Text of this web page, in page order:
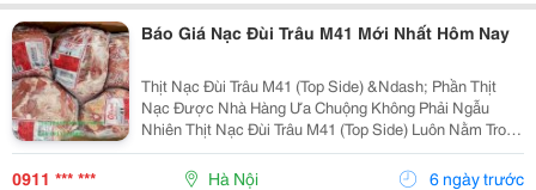
Báo Giá Nạc Đùi Trâu M41 Mới Nhất Hôm Nay
Thịt Nạc Đùi Trâu M41 (Top Side) &Ndash; Phần Thịt
Nạc Được Nhà Hàng Ưa Chuộng Không Phải Ngẫu
Nhiên Thịt Nạc Đùi Trâu M41 (Top Side) Luôn Nằm Trong
Nhóm Thịt Trâu Bán Chạy Tại Các Nhà Hàng Và Cơ Sở
Chế Biến. Với Tỷ Lệ Nạc Vượt Trội, Ít Mỡ, Thớ...
0911 *** *** Hà Nội 6 ngày trước